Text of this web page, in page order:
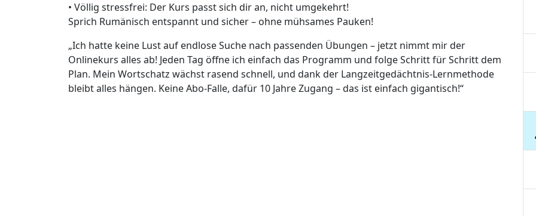
• Völlig stressfrei: Der Kurs passt sich dir an, nicht umgekehrt!
Sprich Rumänisch entspannt und sicher – ohne mühsames Pauken!
„Ich hatte keine Lust auf endlose Suche nach passenden Übungen – jetzt nimmt mir der
Onlinekurs alles ab! Jeden Tag öffne ich einfach das Programm und folge Schritt für Schritt dem
Plan. Mein Wortschatz wächst rasend schnell, und dank der Langzeitgedächtnis-Lernmethode
bleibt alles hängen. Keine Abo-Falle, dafür 10 Jahre Zugang – das ist einfach gigantisch!“